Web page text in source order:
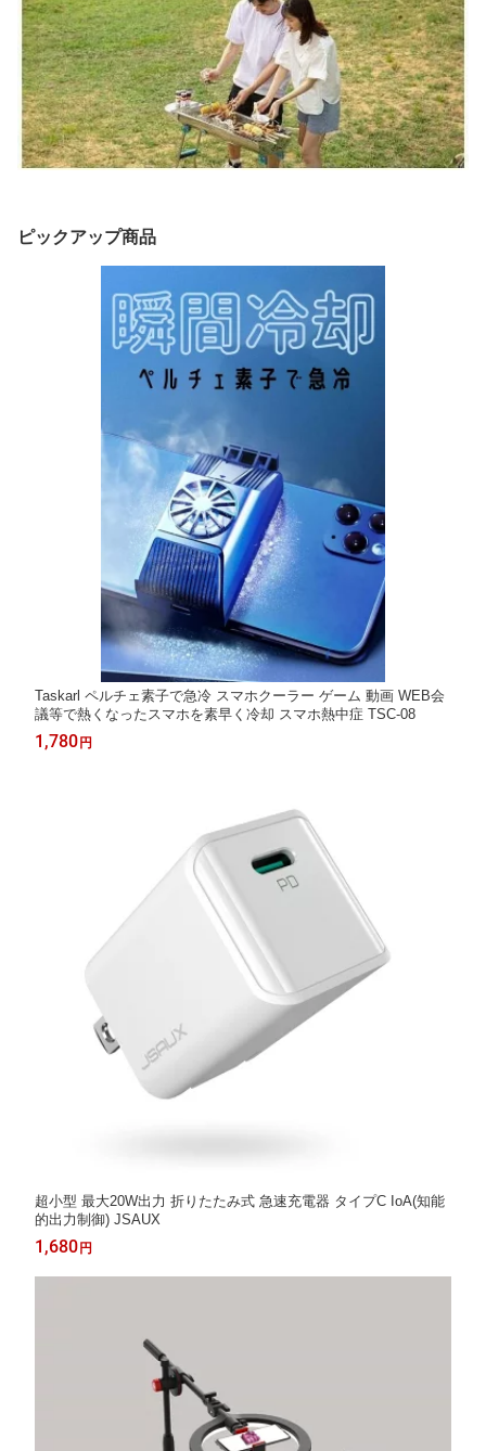
ピックアップ商品
Taskarl ペルチェ素子で急冷 スマホクーラー ゲーム 動画 WEB会
議等で熱くなったスマホを素早く冷却 スマホ熱中症 TSC-08
1,780円
超小型 最大20W出力 折りたたみ式 急速充電器 タイプC IoA(知能
的出力制御) JSAUX
1,680円